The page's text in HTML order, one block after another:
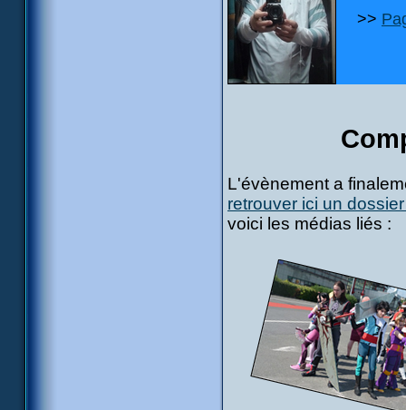
>>
L'évènement a
retrouver ici un
voici les médias liés :